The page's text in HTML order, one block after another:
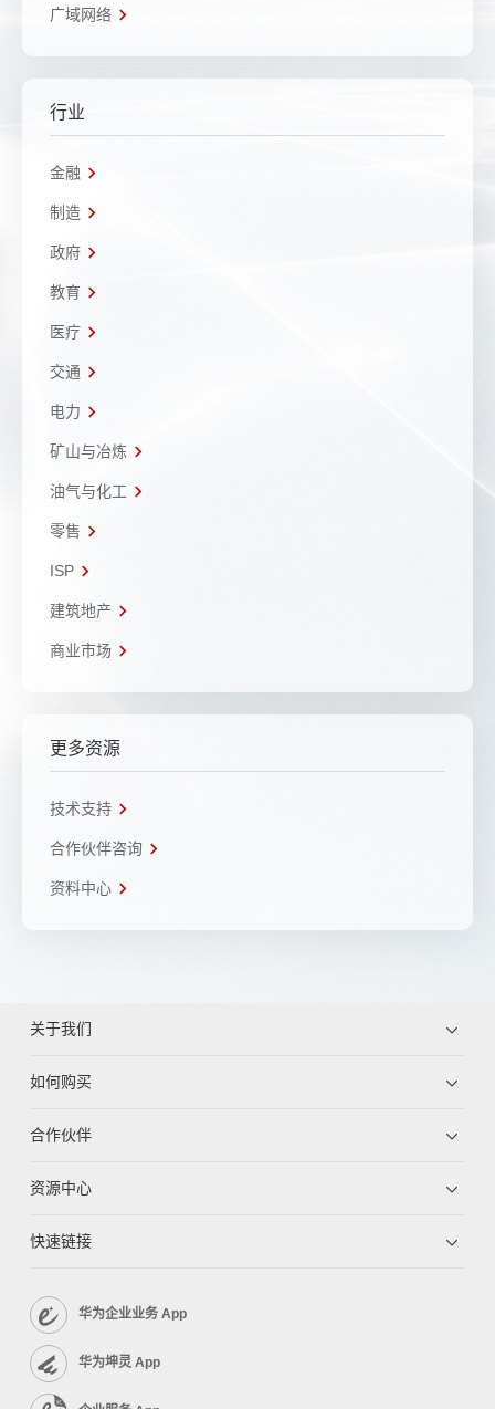
广域网络
行业
金融
制造
政府
教育
医疗
交通
电力
矿山与冶炼
油气与化工
零售
ISP
建筑地产
商业市场
更多资源
技术支持
合作伙伴咨询
资料中心
关于我们
如何购买
合作伙伴
资源中心
快速链接
华为企业业务 App
华为坤灵 App